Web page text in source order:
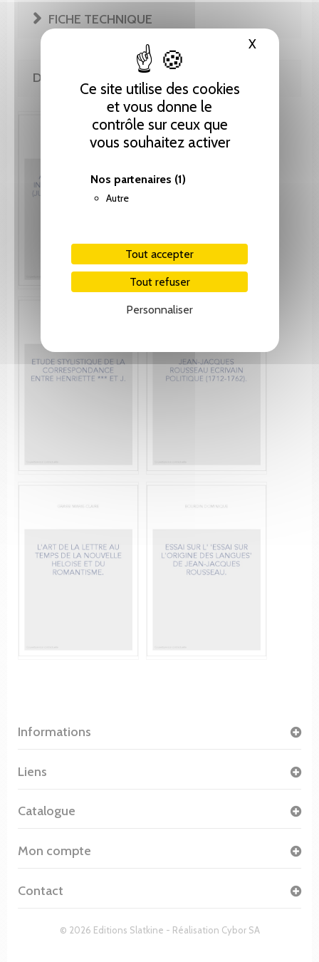
Ce site utilise des cookies
et vous donne le
contrôle sur ceux que
vous souhaitez activer
Nos partenaires (1)
Autre
Tout accepter
Tout refuser
Personnaliser
XMasquer
FICHE TECHNIQUE
DE LA MÊME COLLECTION
Informations
© 2026 Editions Slatkine - Réalisation Cybor SA
Liens
Catalogue
Mon compte
Contact